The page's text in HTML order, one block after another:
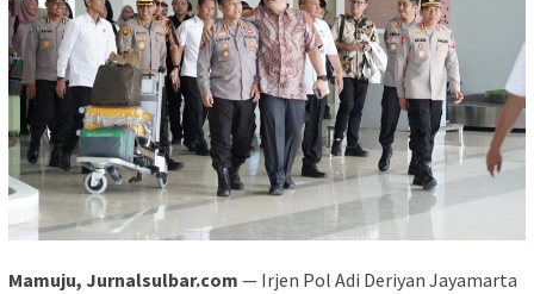
Mamuju, Jurnalsulbar.com — Irjen Pol Adi Deriyan Jayamarta